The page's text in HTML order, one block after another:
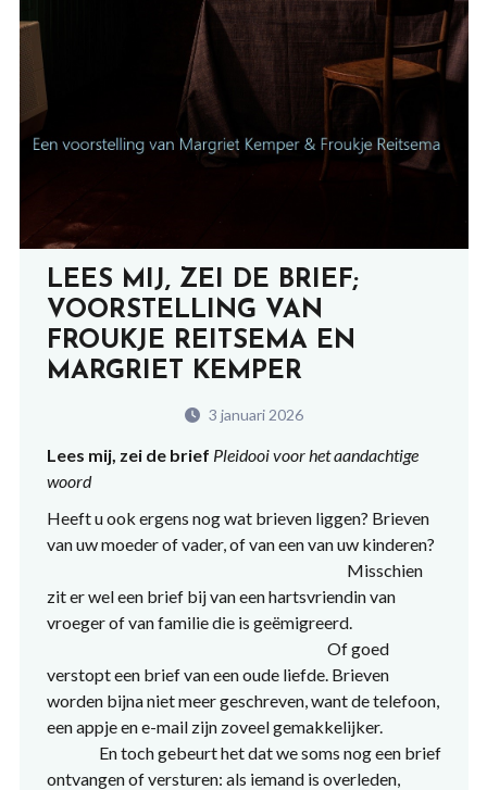
LEES MIJ, ZEI DE BRIEF;
VOORSTELLING VAN
FROUKJE REITSEMA EN
MARGRIET KEMPER
3 januari 2026
Lees mij, zei de brief Pleidooi voor het aandachtige
woord
Heeft u ook ergens nog wat brieven liggen? Brieven
van uw moeder of vader, of van een van uw kinderen?
Misschien
zit er wel een brief bij van een hartsvriendin van
vroeger of van familie die is geëmigreerd.
Of goed
verstopt een brief van een oude liefde. Brieven
worden bijna niet meer geschreven, want de telefoon,
een appje en e-mail zijn zoveel gemakkelijker.
En toch gebeurt het dat we soms nog een brief
ontvangen of versturen: als iemand is overleden,